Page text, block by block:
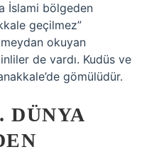
İslami bölgeden
geçilmez”
okuyan
de vardı. Kudüs ve
gömülüdür.
DÜNYA